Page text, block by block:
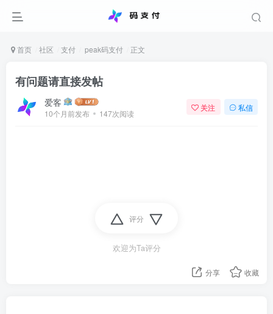
首页 社区 支付 peak码支付 正文
有问题请直接发帖
爱客
10个月前发布 147次阅读
关注 私信
评分
欢迎为Ta评分
分享 收藏